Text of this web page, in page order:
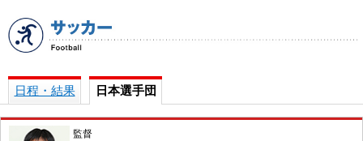
日程・結果 日本選手団
監督